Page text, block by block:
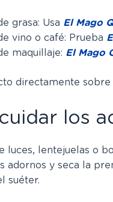
grasa: Usa El Mago
vino o café: Prueba
maquillaje: El Mago
directamente sobre
los
luces, lentejuelas o
adornos y seca la
suéter.